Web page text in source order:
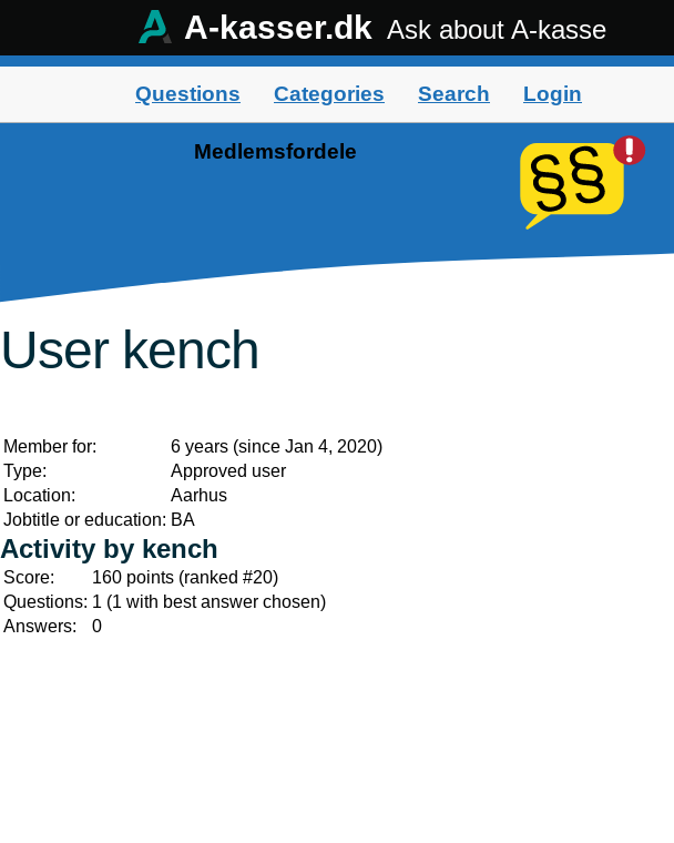
A-kasser.dk Ask about A-kasse
Questions Categories Search Login
Medlemsfordele
User kench
Member for:
6 years (since Jan 4, 2020)
Type:
Approved user
Location:
Aarhus
Jobtitle or education: BA
Activity by kench
Score: 160 points (ranked #20)
Questions: 1 (1 with best answer chosen)
Answers:
0